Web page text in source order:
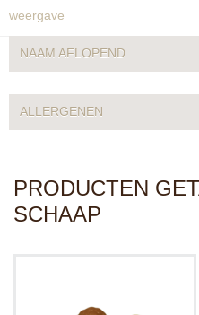
weergave
NAAM AFLOPEND
ALLERGENEN
PRODUCTEN
SCHAAP